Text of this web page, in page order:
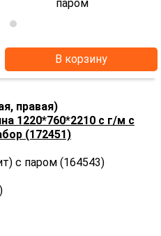
В корзину
правая)
1220*760*2210 с г/м с
(172451)
с паром (164543)
(164475)
(164472)